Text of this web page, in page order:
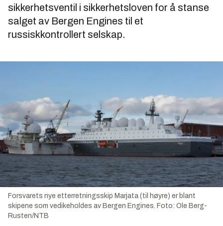
sikkerhetsventil i sikkerhetsloven for å stanse
salget av Bergen Engines til et
russiskkontrollert selskap.
Forsvarets nye etterretningsskip Marjata (til høyre) er blant
skipene som vedikeholdes av Bergen Engines. Foto: Ole Berg-
Rusten/NTB